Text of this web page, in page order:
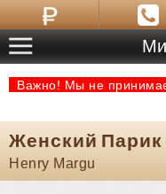
Важно! Мы не
Женский Парик
Henry Margu